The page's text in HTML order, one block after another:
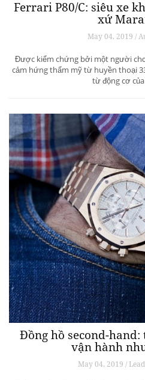
Ferrari P80/C: siêu xe
xứ
May 04, 2019 /
Được kiểm chứng bởi một người
cảm hứng thẩm mỹ từ huyền thoại
từ động cơ của
Đồng hồ second-
vận hành
May 04, 2019 /